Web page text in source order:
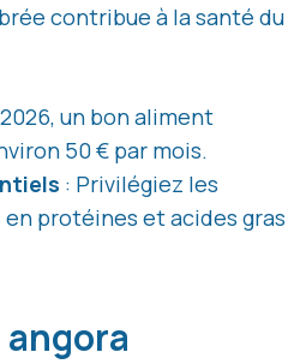
contribue à la santé du
un bon aliment
50 € par mois.
: Privilégiez les
protéines et acides gras